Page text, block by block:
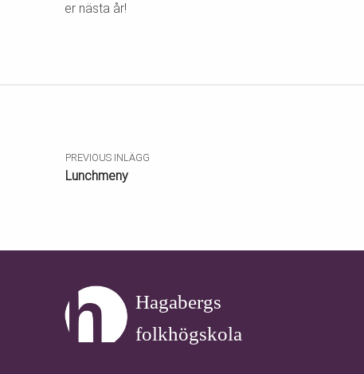
er nästa år!
Inläggsnavigering
PREVIOUS INLÄGG
Lunchmeny
Hagabergs
folkhögskola